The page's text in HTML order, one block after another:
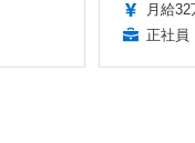
月給32
正社員